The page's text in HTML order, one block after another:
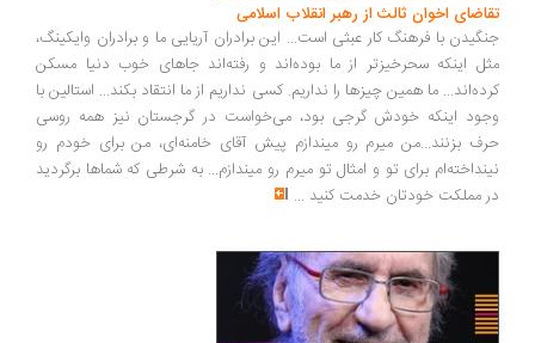
تقاضای اخوان ثالث از رهبر انقلاب اسلامی
جنگیدن با فرهنگ کار عبثی است... این برادران آریایی ما و برادران وایکینگ،
مثل اینکه سحرخیزتر از ما بوده‌اند و رفته‌اند جاهای خوب دنیا مسکن
کرده‌اند... ما همین چیزها را نداریم. کسی نداریم از ما انتقاد بکند... استالین با
وجود اینکه خودش گرجی بود، می‌خواست در گرجستان نیز همه روسی
حرف بزنند...من میرم رو میندازم پیش آقای خامنه‌ای، من برای خودم رو
نینداخته‌ام برای تو و امثال تو میرم رو میندازم... به شرطی که شماها برگردید
در مملکت خودتان خدمت کنید ...